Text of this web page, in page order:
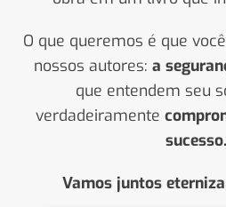
O que queremos é que
nossos autores:a
que entendem seu
verdadeiramentec
sucesso.
Vamos juntos